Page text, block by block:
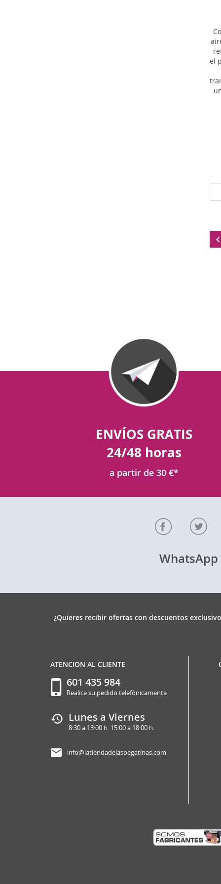
el
ENVÍOS GRATIS
24/48 horas
a partir de 30 €*
WhatsApp
¿Quieres recibir ofertas con descuentos
ATENCION AL CLIENTE
601 435 984
Realice su pedido telefónicamente
Lunes a Viernes
8:30 a 13:00 h. 15:00 a 18:00 h.
info@latiendadelaspegatinas.com